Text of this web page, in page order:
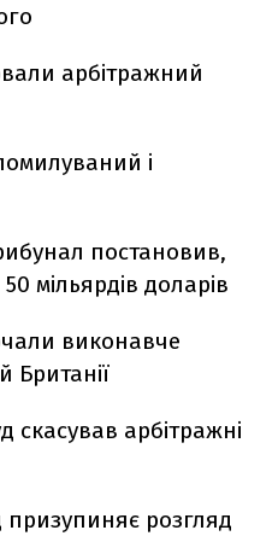
арбітражний
і
постановив,
мільярдів доларів
виконавче
Британії
скасував арбітражні
призупиняє розгляд